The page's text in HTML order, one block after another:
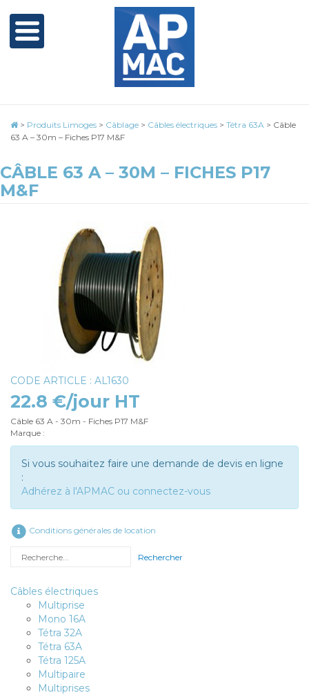
> Produits Limoges > Câblage > Câbles électriques > Tétra 63A > Câble
63 A – 30m – Fiches P17 M&F
CÂBLE 63 A – 30M – FICHES P17
M&F
CODE ARTICLE : AL1630
22.8 €/jour HT
Câble 63 A - 30m - Fiches P17 M&F
Marque :
Si vous souhaitez faire une demande de devis en ligne
:
Adhérez à l'APMAC ou connectez-vous
Conditions générales de location
Rechercher
Câbles électriques
Multiprise
Mono 16A
Tétra 32A
Tétra 63A
Tétra 125A
Multipaire
Multiprises